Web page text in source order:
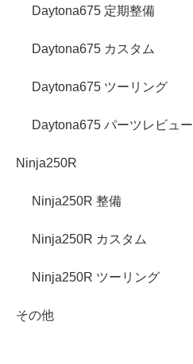
Daytona675 定期整備
Daytona675 カスタム
Daytona675 ツーリング
Daytona675 パーツレビュー
Ninja250R
Ninja250R 整備
Ninja250R カスタム
Ninja250R ツーリング
その他